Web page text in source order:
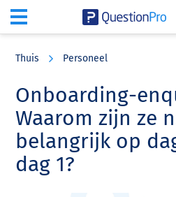
content
sidebar
Thuis Personeel
Onboarding-
Waarom zijn ze
belangrijk op
dag 1?